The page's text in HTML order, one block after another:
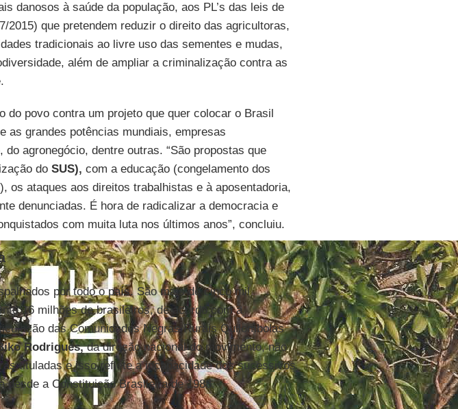
danosos à saúde da população, aos PL’s das leis de
2015) que pretendem reduzir o direito das agricultoras,
tradicionais ao livre uso das sementes e mudas,
além de ampliar a criminalização contra as
do povo contra um projeto que quer colocar o Brasil
as grandes potências mundiais, empresas
agronegócio, dentre outras. “São propostas que
do SUS), com a educação (congelamento dos
os ataques aos direitos trabalhistas e à aposentadoria,
denunciadas. É hora de radicalizar a democracia e
com muita luta nos últimos anos”, concluiu.
por todo o país. São mais de cinco mil
16 milhões de brasileiros, de acordo com a
das Comunidades Negras Rurais Quilombolas
Rodrigues,da direção nacional do movimento, não
tituladas e isso reflete a incapacidade dos sucessivos
desde a Constituição Brasileira de 1988.